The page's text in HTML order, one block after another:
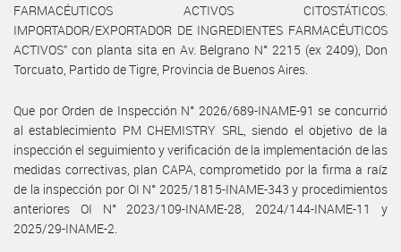
FARMACÉUTICOS ACTIVOS CITOSTÁTICOS.
IMPORTADOR/EXPORTADOR DE INGREDIENTES FARMACÉUTICOS
ACTIVOS” con planta sita en Av. Belgrano N° 2215 (ex 2409), Don
Torcuato, Partido de Tigre, Provincia de Buenos Aires.
Que por Orden de Inspección N° 2026/689-INAME-91 se concurrió
al establecimiento PM CHEMISTRY SRL, siendo el objetivo de la
inspección el seguimiento y verificación de la implementación de las
medidas correctivas, plan CAPA, comprometido por la firma a raíz
de la inspección por OI N° 2025/1815-INAME-343 y procedimientos
anteriores OI N° 2023/109-INAME-28, 2024/144-INAME-11 y
2025/29-INAME-2.